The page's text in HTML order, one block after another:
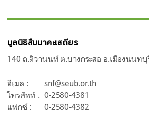
มูลนิธิสืบนาคะเสถียร
140 ถ.ติวานนท์ ต.บางกระสอ อ.เมืองนนท
อีเมล :
snf@seub.or.th
โทรศัพท์ : 0-2580-4381
แฟกซ์ :
0-2580-4382